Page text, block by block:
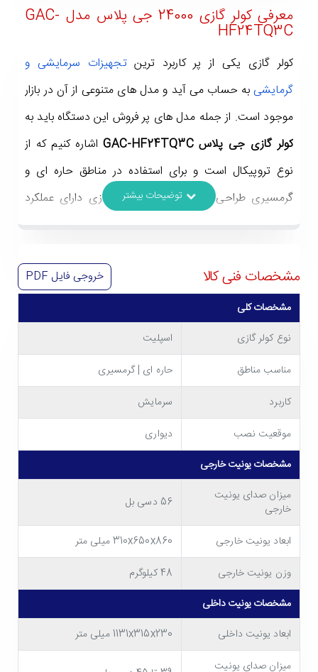
معرفی کولر گازی 24000 جی پلاس مدل GAC-
HF24TQ3C
کولر گازی یکی از پر کاربرد ترینتجهیزات سرمایشی و
گرمایشی به حساب می آید و مدل های متنوعی از آن در بازار
موجود است. از جمله مدل های پر فروش این دستگاه باید به
کولر گازی جی پلاس GAC-HF24TQ3C
اشاره کنیم که از
نوع تروپیکال است و برای استفاده در مناطق حاره ای و
گرمسیری طراحی شده است. این کولر گازی دارای عملکرد
خواب، کیفیت ساخت عالی و ظرفیت سرمایشی ایده آل تنها
بخشی از مزیت های
HF24TQ3C
را تشکیل می دهند که در ادامه بیشتر به
معرفی و بررسی آنها پرداخته ایم. پس با ما همراه باشید.
مدل GAC-HF24TQ3C
ظرفیت سرمایش عالی، مناسب مناطق گرمسیری
کولر گازی Gplus GAC-HF24TQ3C
در دسته کولرهای
مشخصات فنی کالا خروجی فایل
مشخصات کلی
نوع کولر گازی
اسپلیت
مناسب مناطق
حاره ای | گرمسیری
کاربرد
سرمایش
موقعیت نصب
دیواری
مشخصات یونیت خارجی
میزان صدای یونیت
خارجی
56 دسی بل
ابعاد یونیت خارجی
310x650x860 میلی متر
وزن یونیت خارجی
48 کیلوگرم
مشخصات یونیت داخلی
ابعاد یونیت داخلی
1131x315x230 میلی متر
میزان صدای یونیت